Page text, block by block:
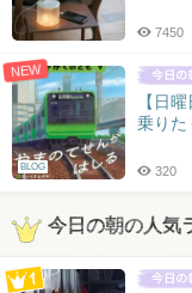
7450
NEW
BLOG
【日
乗りた
320
今日の朝の人気